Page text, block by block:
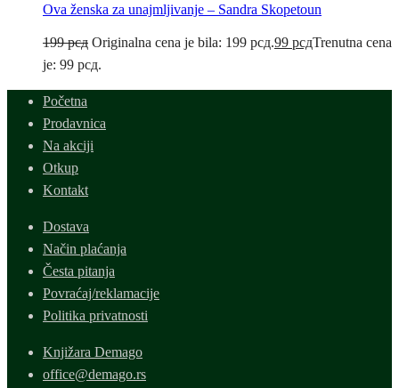
Ova ženska za unajmljivanje – Sandra Skopetoun
199рсд Originalna cena je bila: 199 рсд.99 рсдTrenutna cena
je: 99 рсд.
Početna
Prodavnica
Na akciji
Otkup
Kontakt
Dostava
Način plaćanja
Česta pitanja
Povraćaj/reklamacije
Politika privatnosti
Knjižara Demago
office@demago.rs